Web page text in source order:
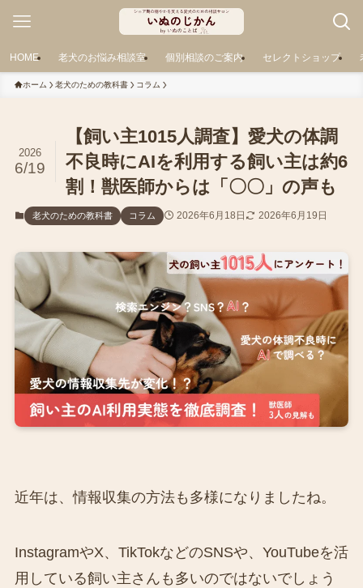
HOME 老犬のお悩み相談室 個別相談のご案内 セレクトショップ
ホーム 老犬のための教科書 コラム
【飼い主1015人調査】愛犬の体調
不良時にAIを利用する飼い主は約6
割！獣医師からは「〇〇」の声も
2026
6/19
老犬のための教科書 コラム 2026年6月18日 2026年6月19日
近年は、情報収集の方法も多様になりましたね。
InstagramやX、TikTokなどのSNSや、YouTubeを活
用している飼い主さんも多いのではないでしょう